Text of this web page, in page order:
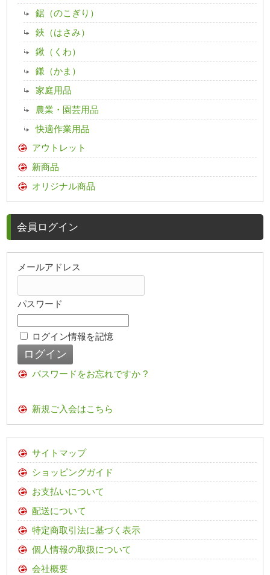
鋸（のこぎり）
鋏（はさみ）
鍬（くわ）
鎌（かま）
家庭用品
農業・園芸用品
快適作業用品
アウトレット
新商品
オリジナル商品
会員ログイン
メールアドレス
パスワード
ログイン情報を記憶
パスワードをお忘れですか ?
新規ご入会はこちら
サイトマップ
ショッピングガイド
お支払いについて
配送について
特定商取引法に基づく表示
個人情報の取扱について
会社概要